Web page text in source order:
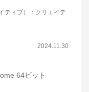
ティブ）
： クリエイテ
2024.11.30
64ビット